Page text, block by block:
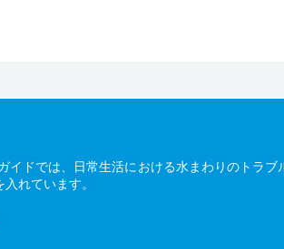
イドでは、日常生活における水まわりのトラ
れています。